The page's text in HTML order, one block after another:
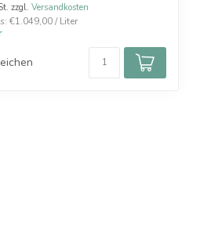
zzgl. Versandkosten
€1.049,00 / Liter